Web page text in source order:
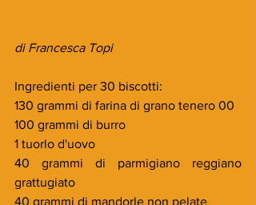
di Francesca Topi
Ingredienti per 30 biscotti:
130 grammi di farina di grano tenero 00
100 grammi di burro
1 tuorlo d'uovo
40 grammi di parmigiano reggiano
grattugiato
40 grammi di mandorle non pelate